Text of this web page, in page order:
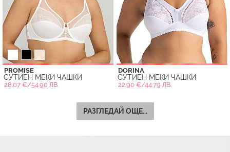
PROMISE
СУТИЕН МЕКИ ЧАШКИ
28.07 €/54.90 ЛВ.
DORINA
СУТИЕН МЕКИ ЧАШКИ
22.90 €/44.79 ЛВ.
РАЗГЛЕДАЙ ОЩЕ...